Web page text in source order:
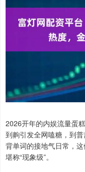
2026开年的内娱流量蛋
到齁引发全网嗑糖，到
背单词的接地气日常，
堪称“现象级”。